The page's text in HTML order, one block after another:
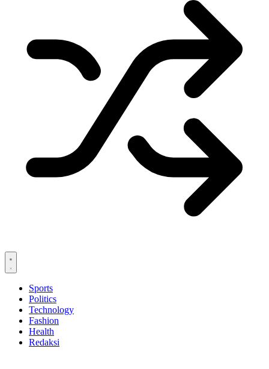
Sports
Politics
Technology
Fashion
Health
Redaksi